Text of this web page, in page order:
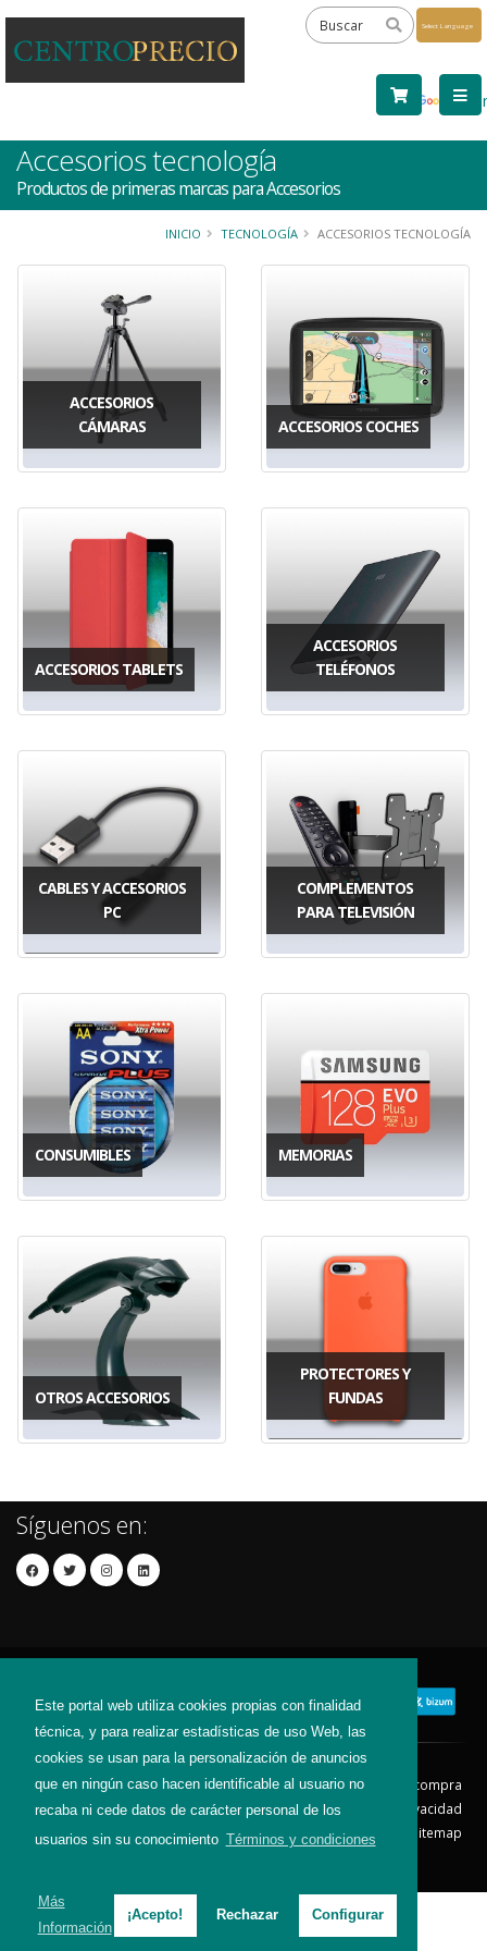
Este portal web utiliza cookies propias con finalidad
técnica, y para realizar estadísticas de uso Web, las
cookies se usan para la personalización de anuncios
que en ningún caso hacen identificable al usuario no
recaba ni cede datos de carácter personal de los
usuarios sin su conocimiento Términos y condiciones
Más
Información
¡Acepto! Rechazar Configurar
by
Accesorios tecnología
Productos de primeras marcas para Accesorios
INICIO TECNOLOGÍA ACCESORIOS TECNOLOGÍA
ACCESORIOS
CÁMARAS
ACCESORIOS COCHES
ACCESORIOS TABLETS
ACCESORIOS
TELÉFONOS
CABLES Y ACCESORIOS
PC
COMPLEMENTOS
PARA TELEVISIÓN
CONSUMIBLES MEMORIAS
OTROS ACCESORIOS
PROTECTORES Y
FUNDAS
Síguenos en:
Contacto Aviso Legal
Condiciones de compra
Política de envíos
Política de devolución
Política de Privacidad
Política de Cookies
Sitemap